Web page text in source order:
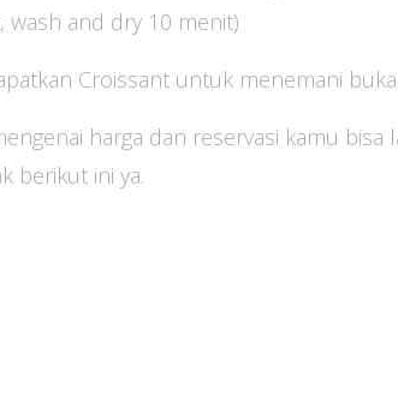
wash and dry 10 menit)
Croissant untuk menemani
harga dan reservasi kamu bisa
berikut ini ya.